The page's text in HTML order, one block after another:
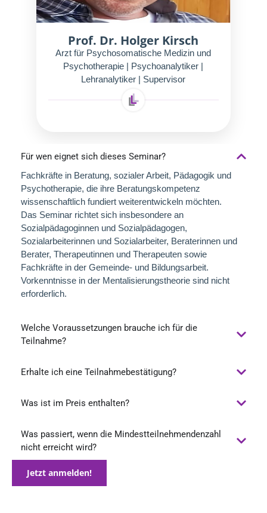
Prof. Dr. Holger Kirsch
Arzt für Psychosomatische Medizin und
Psychotherapie | Psychoanalytiker |
Lehranalytiker | Supervisor
Für wen eignet sich dieses Seminar?
Fachkräfte in Beratung, sozialer Arbeit, Pädagogik und
Psychotherapie, die ihre Beratungskompetenz
wissenschaftlich fundiert weiterentwickeln möchten.
Das Seminar richtet sich insbesondere an
Sozialpädagoginnen und Sozialpädagogen,
Sozialarbeiterinnen und Sozialarbeiter, Beraterinnen und
Berater, Therapeutinnen und Therapeuten sowie
Fachkräfte in der Gemeinde- und Bildungsarbeit.
Vorkenntnisse in der Mentalisierungstheorie sind nicht
erforderlich.
Welche Voraussetzungen brauche ich für die
Teilnahme?
Erhalte ich eine Teilnahmebestätigung?
Was ist im Preis enthalten?
Was passiert, wenn die Mindestteilnehmendenzahl
nicht erreicht wird?
Jetzt anmelden!